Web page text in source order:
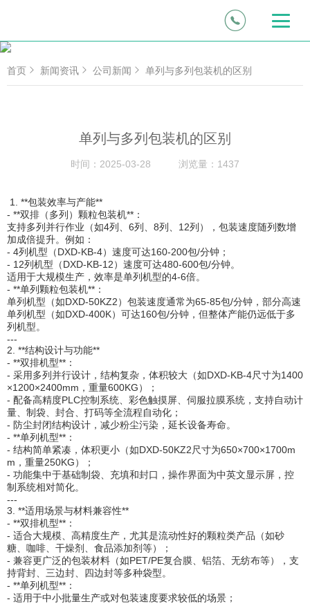
首页 新闻资讯 公司新闻 单列与多列包装机的区别
单列与多列包装机的区别
时间： 2025-03-28 浏览量： 1437
1. **包装效率与产能**
- **双排（多列）颗粒包装机**：
支持多列并行作业（如4列、6列、8列、12列），包装速度随列数增
加成倍提升。例如：
- 4列机型（DXD-KB-4）速度可达160-200包/分钟；
- 12列机型（DXD-KB-12）速度可达480-600包/分钟。
适用于大规模生产，效率是单列机型的4-6倍。
- **单列颗粒包装机**：
单列机型（如DXD-50KZ2）包装速度通常为65-85包/分钟，部分高速
单列机型（如DXD-400K）可达160包/分钟，但整体产能仍远低于多
列机型。
---
2. **结构设计与功能**
- **双排机型**：
- 采用多列并行设计，结构复杂，体积较大（如DXD-KB-4尺寸为1400
×1200×2400mm，重量600KG）；
- 配备高精度PLC控制系统、彩色触摸屏、伺服拉膜系统，支持自动计
量、制袋、封合、打码等全流程自动化；
- 防尘封闭结构设计，减少粉尘污染，延长设备寿命。
- **单列机型**：
- 结构简单紧凑，体积更小（如DXD-50KZ2尺寸为650×700×1700m
m，重量250KG）；
- 功能集中于基础制袋、充填和封口，操作界面为中英文显示屏，控
制系统相对简化。
---
3. **适用场景与材料兼容性**
- **双排机型**：
- 适合大规模、高精度生产，尤其是流动性好的颗粒类产品（如砂
糖、咖啡、干燥剂、食品添加剂等）；
- 兼容更广泛的包装材料（如PET/PE复合膜、铝箔、无纺布等），支
持背封、三边封、四边封等多种袋型。
- **单列机型**：
- 适用于中小批量生产或对包装速度要求较低的场景；